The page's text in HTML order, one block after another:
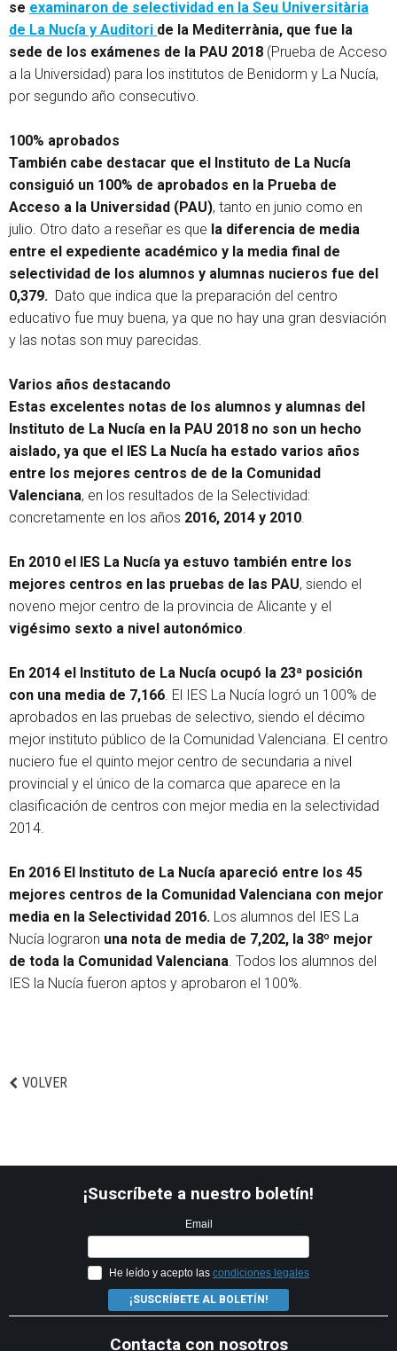
se examinaron de selectividad en la Seu Universitària
de La Nucía y Auditori de la Mediterrània, que fue la
sede de los exámenes de la PAU 2018 (Prueba de Acceso
a la Universidad) para los institutos de Benidorm y La Nucía,
por segundo año consecutivo.
100% aprobados
También cabe destacar que el Instituto de La Nucía
consiguió un 100% de aprobados en la Prueba de
Acceso a la Universidad (PAU), tanto en junio como en
julio. Otro dato a reseñar es que la diferencia de media
entre el expediente académico y la media final de
selectividad de los alumnos y alumnas nucieros fue del
0,379. Dato que indica que la preparación del centro
educativo fue muy buena, ya que no hay una gran desviación
y las notas son muy parecidas.
Varios años destacando
Estas excelentes notas de los alumnos y alumnas del
Instituto de La Nucía en la PAU 2018 no son un hecho
aislado, ya que el IES La Nucía ha estado varios años
entre los mejores centros de de la Comunidad
Valenciana, en los resultados de la Selectividad:
concretamente en los años 2016, 2014 y 2010.
En 2010 el IES La Nucía ya estuvo también entre los
mejores centros en las pruebas de las PAU, siendo el
noveno mejor centro de la provincia de Alicante y el
vigésimo sexto a nivel autonómico.
En 2014 el Instituto de La Nucía ocupó la 23ª posición
con una media de 7,166. El IES La Nucía logró un 100% de
aprobados en las pruebas de selectivo, siendo el décimo
mejor instituto público de la Comunidad Valenciana. El centro
nuciero fue el quinto mejor centro de secundaria a nivel
provincial y el único de la comarca que aparece en la
clasificación de centros con mejor media en la selectividad
2014.
En 2016 El Instituto de La Nucía apareció entre los 45
mejores centros de la Comunidad Valenciana con mejor
media en la Selectividad 2016. Los alumnos del IES La
Nucía lograron una nota de media de 7,202, la 38º mejor
de toda la Comunidad Valenciana. Todos los alumnos del
IES la Nucía fueron aptos y aprobaron el 100%.
VOLVER
¡Suscríbete a nuestro boletín!
Email
He leído y acepto las condiciones legales
¡SUSCRÍBETE AL BOLETÍN!
Contacta con nosotros